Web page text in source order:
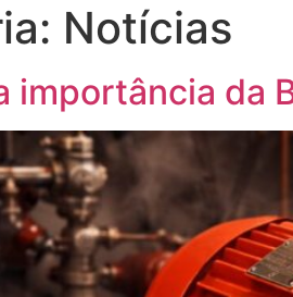
Notícias
importância da